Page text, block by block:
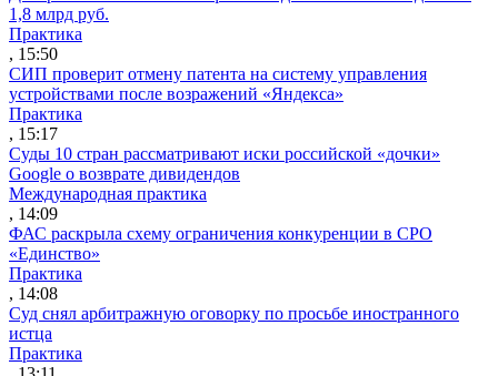
1,8 млрд руб.
Практика
, 15:50
СИП проверит отмену патента на систему управления
устройствами после возражений «Яндекса»
Практика
, 15:17
Суды 10 стран рассматривают иски российской «дочки»
Google о возврате дивидендов
Международная практика
, 14:09
ФАС раскрыла схему ограничения конкуренции в СРО
«Единство»
Практика
, 14:08
Суд снял арбитражную оговорку по просьбе иностранного
истца
Практика